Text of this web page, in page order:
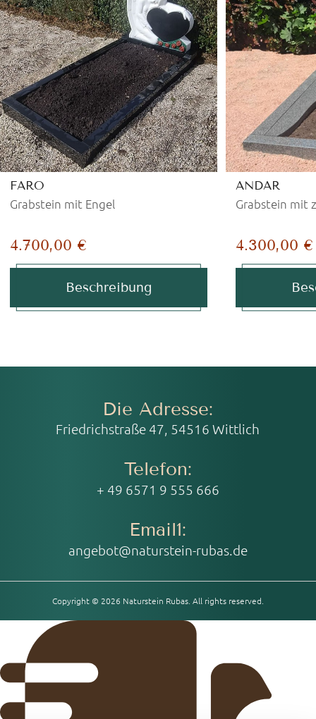
FARO
Grabstein mit Engel
4.700,00 €
Beschreibung
ANDAR
Grabstein mit
4.300,00 €
Die Adresse:
Friedrichstraße 47, 54516 Wittlich
Telefon:
+ 49 6571 9 555 666
Email1:
angebot@naturstein-rubas.de
Copyright © 2026 Naturstein Rubas. All rights reserved.